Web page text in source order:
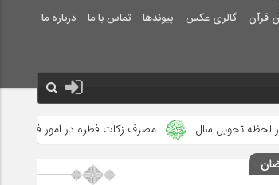
قرآن گالری عکس پیوندها تماس با ما درباره ما
مصرف زکات فطره در امور فرهنگی جلوه‌های بزرگ